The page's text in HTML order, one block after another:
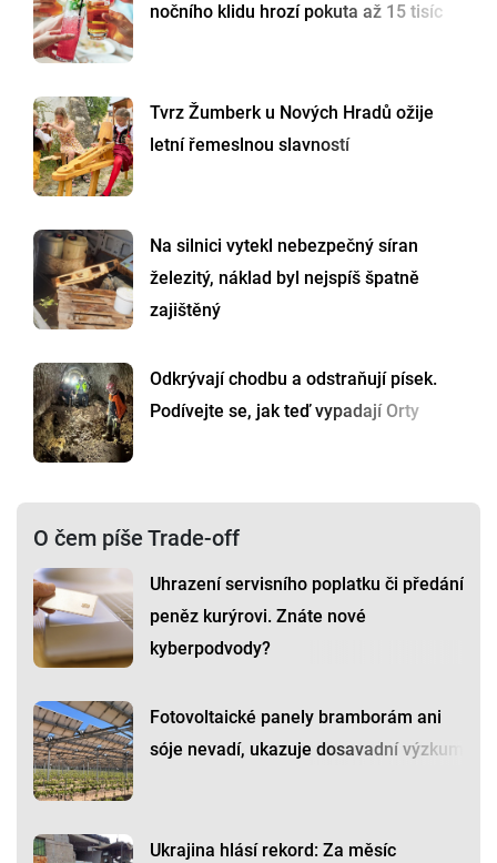
nočního klidu hrozí pokuta až 15 tisíc
Tvrz Žumberk u Nových Hradů ožije
letní řemeslnou slavností
Na silnici vytekl nebezpečný síran
železitý, náklad byl nejspíš špatně
zajištěný
Odkrývají chodbu a odstraňují písek.
Podívejte se, jak teď vypadají Orty
O čem píše Trade-off
Uhrazení servisního poplatku či předání
peněz kurýrovi. Znáte nové
kyberpodvody?
Fotovoltaické panely bramborám ani
sóje nevadí, ukazuje dosavadní výzkum
Ukrajina hlásí rekord: Za měsíc